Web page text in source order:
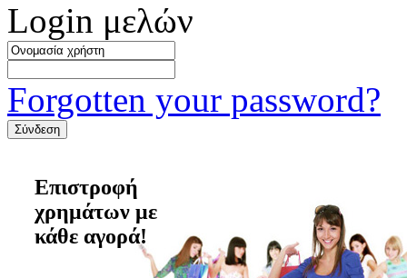
Login μελών
Forgotten your password?
Επιστροφή
χρημάτων με
κάθε αγορά!